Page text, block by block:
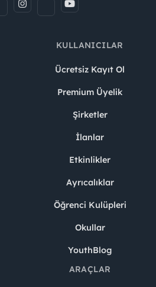
KULLANICILAR
Ücretsiz Kayıt Ol
Premium Üyelik
Şirketler
İlanlar
Etkinlikler
Ayrıcalıklar
Öğrenci Kulüpleri
Okullar
YouthBlog
ARAÇLAR